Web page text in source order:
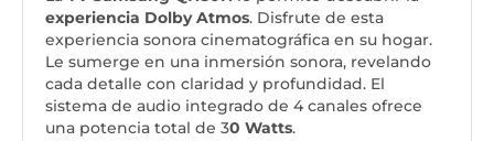
experiencia Dolby Atmos. Disfrute de esta
experiencia sonora cinematográfica en su hogar.
Le sumerge en una inmersión sonora, revelando
cada detalle con claridad y profundidad. El
sistema de audio integrado de 4 canales ofrece
una potencia total de 30 Watts.